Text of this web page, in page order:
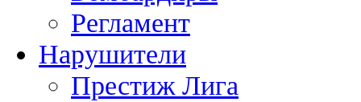
Регламент
Нарушители
Престиж Лига